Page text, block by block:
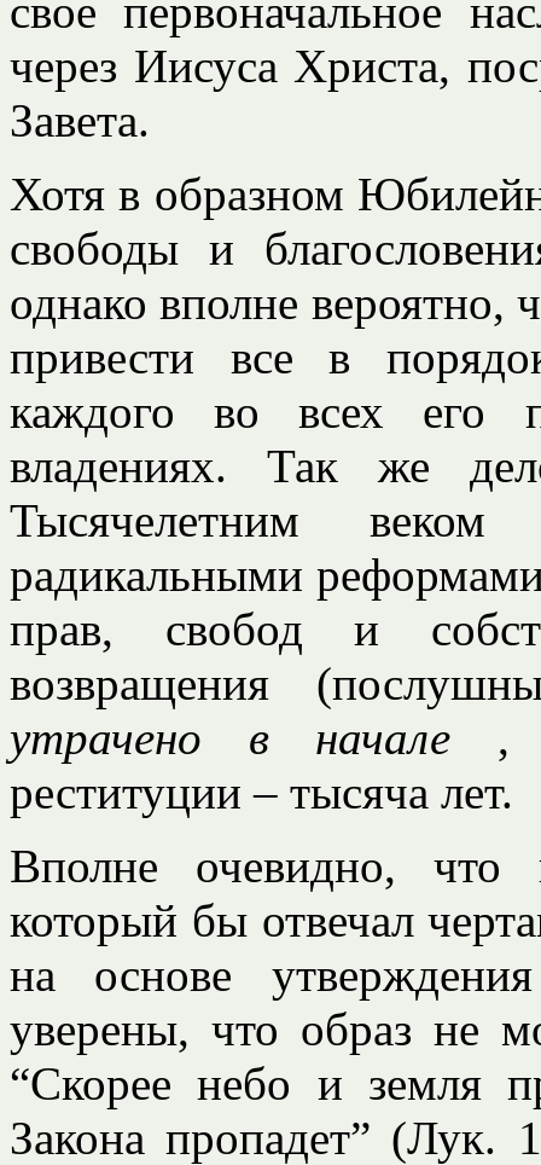
свое первоначальное
через Иисуса Христа,
Завета.
Хотя в образном
свободы и
однако вполне вероятно,
привести все в
каждого во всех его
владениях. Так же
Тысячелетним
радикальными
прав, свобод и
возвращения
утрачено в начале ,
реституции – тысяча лет.
Вполне очевидно, что
который бы отвечал
на основе
уверены, что образ не
“Скорее небо и земля
Закона пропадет”